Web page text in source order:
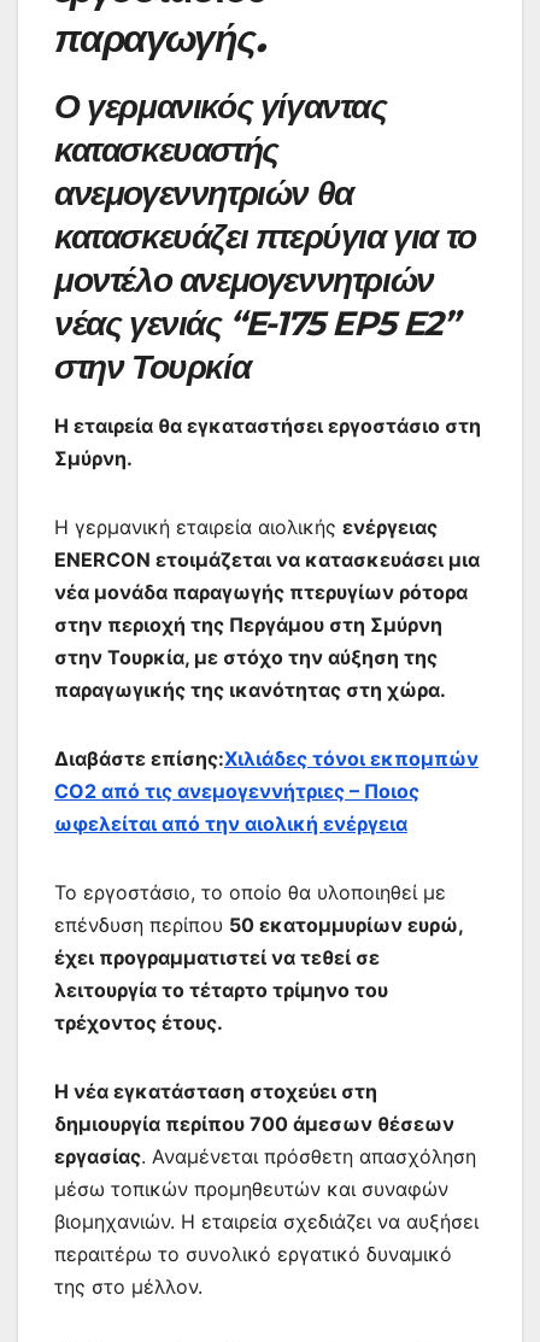
παραγωγής.
Ο γερμανικός γίγαντας
κατασκευαστής
ανεμογεννητριών θα
κατασκευάζει πτερύγια για το
μοντέλο ανεμογεννητριών
νέας γενιάς “E-175 EP5 E2”
στην Τουρκία
Η εταιρεία θα εγκαταστήσει εργοστάσιο στη
Σμύρνη.
Η γερμανική εταιρεία αιολικής ενέργειας
ENERCON ετοιμάζεται να κατασκευάσει μια
νέα μονάδα παραγωγής πτερυγίων ρότορα
στην περιοχή της Περγάμου στη Σμύρνη
στην Τουρκία, με στόχο την αύξηση της
παραγωγικής της ικανότητας στη χώρα.
Διαβάστε επίσης:Xιλιάδες τόνοι εκπομπών
CO2 από τις ανεμογεννήτριες – Ποιος
ωφελείται από την αιολική ενέργεια
Το εργοστάσιο, το οποίο θα υλοποιηθεί με
επένδυση περίπου 50 εκατομμυρίων ευρώ,
έχει προγραμματιστεί να τεθεί σε
λειτουργία το τέταρτο τρίμηνο του
τρέχοντος έτους.
Η νέα εγκατάσταση στοχεύει στη
δημιουργία περίπου 700 άμεσων θέσεων
εργασίας. Αναμένεται πρόσθετη απασχόληση
μέσω τοπικών προμηθευτών και συναφών
βιομηχανιών. Η εταιρεία σχεδιάζει να αυξήσει
περαιτέρω το συνολικό εργατικό δυναμικό
της στο μέλλον.